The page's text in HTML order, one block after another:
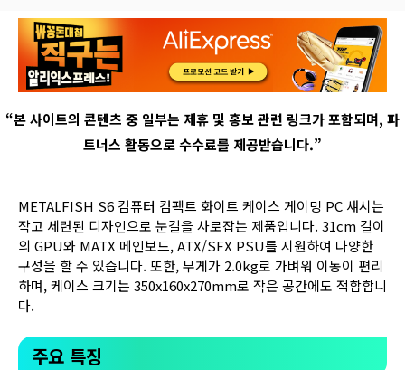
“본 사이트의 콘텐츠 중 일부는 제휴 및 홍보 관련 링크가 포함되며, 파
트너스 활동으로 수수료를 제공받습니다.”
METALFISH S6 컴퓨터 컴팩트 화이트 케이스 게이밍 PC 섀시는
작고 세련된 디자인으로 눈길을 사로잡는 제품입니다. 31cm 길이
의 GPU와 MATX 메인보드, ATX/SFX PSU를 지원하여 다양한
구성을 할 수 있습니다. 또한, 무게가 2.0kg로 가벼워 이동이 편리
하며, 케이스 크기는 350x160x270mm로 작은 공간에도 적합합니
다.
주요 특징